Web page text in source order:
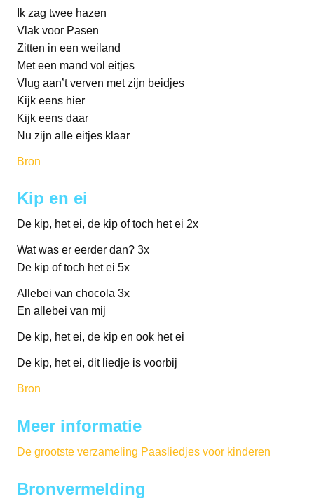
Ik zag twee hazen
Vlak voor Pasen
Zitten in een weiland
Met een mand vol eitjes
Vlug aan’t verven met zijn beidjes
Kijk eens hier
Kijk eens daar
Nu zijn alle eitjes klaar
Bron
Kip en ei
De kip, het ei, de kip of toch het ei 2x
Wat was er eerder dan? 3x
De kip of toch het ei 5x
Allebei van chocola 3x
En allebei van mij
De kip, het ei, de kip en ook het ei
De kip, het ei, dit liedje is voorbij
Bron
Meer informatie
De grootste verzameling Paasliedjes voor kinderen
Bronvermelding